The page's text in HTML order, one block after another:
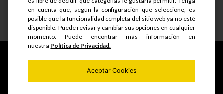
Ver detalle
Fabricamos y comercializamos productos seriados,
en cuenta que, según la configuración que seleccione, es
posible que la funcionalidad completa del sitio web ya no esté
disponible. Puede revisar y cambiar sus opciones en cualquier
momento. Puede encontrar más información en
nuestra Política de Privacidad.
Aceptar Cookies